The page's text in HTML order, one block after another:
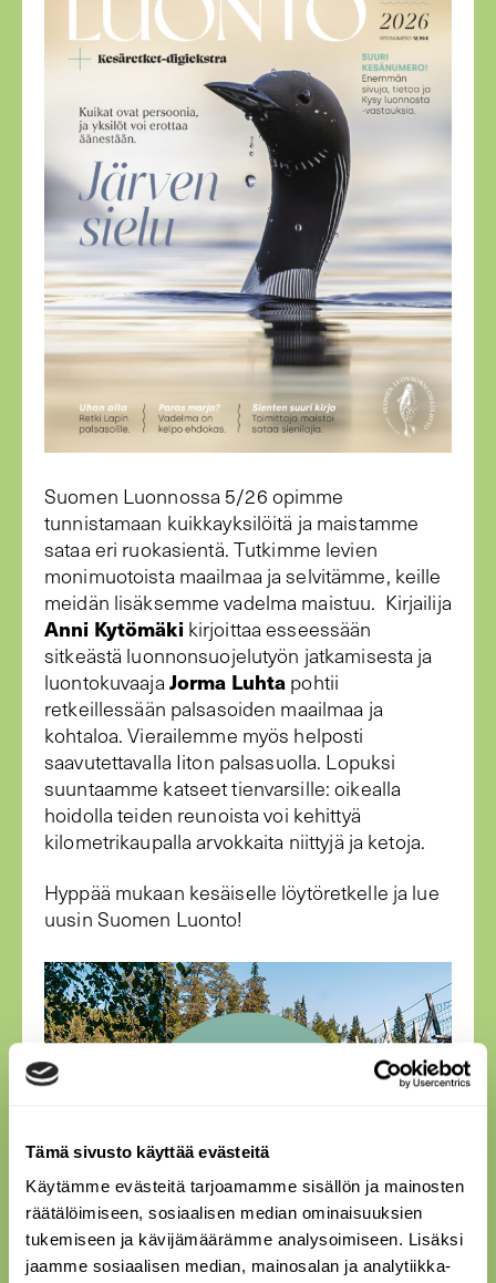
Tämä sivusto käyttää evästeitä
Käytämme evästeitä tarjoamamme sisällön ja mainosten
räätälöimiseen, sosiaalisen median ominaisuuksien
tukemiseen ja kävijämäärämme analysoimiseen. Lisäksi
jaamme sosiaalisen median, mainosalan ja analytiikka-
Suomen Luonnossa 5/26 opimme
tunnistamaan kuikkayksilöitä ja maistamme
sataa eri ruokasientä. Tutkimme levien
monimuotoista maailmaa ja selvitämme, keille
meidän lisäksemme vadelma maistuu. Kirjailija
Anni Kytömäki kirjoittaa esseessään
sitkeästä luonnonsuojelutyön jatkamisesta ja
luontokuvaajaJorma Luhta pohtii
retkeillessään palsasoiden maailmaa ja
kohtaloa. Vierailemme myös helposti
saavutettavalla Iiton palsasuolla. Lopuksi
suuntaamme katseet tienvarsille: oikealla
hoidolla teiden reunoista voi kehittyä
kilometrikaupalla arvokkaita niittyjä ja ketoja.
Hyppää mukaan kesäiselle löytöretkelle ja lue
uusin Suomen Luonto!